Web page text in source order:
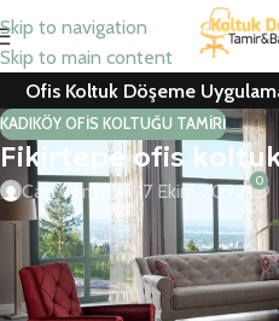
Skip to navigation
Skip to main content
Ofis Koltuk Döşeme
KADIKÖY OFIS KOLTUĞU TAMIRI
Fikirtepe ofis
Can CemilOn 17 Ekim 2022 0
Fikirtepe ofis koltuk tamiri, koltuk
berber koltuk tamiri ve ofis
İstanbul’da en uygun fiyata